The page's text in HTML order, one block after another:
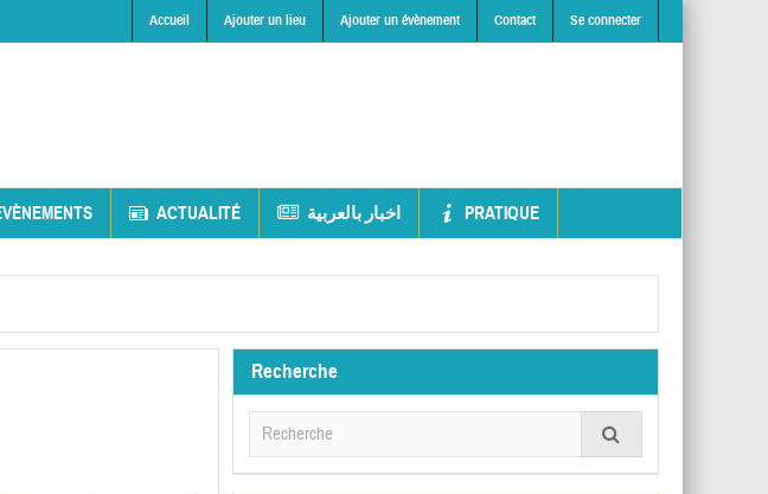
Accueil Ajouter un lieu Ajouter un évènement Contact Se connecter
ACTUALITÉ اخبار بالعربية PRATIQUE
Recherche